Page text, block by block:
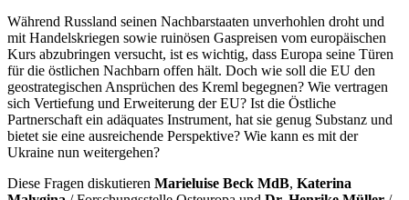
Während Russland seinen Nachbarstaaten unverhohlen droht und
mit Handelskriegen sowie ruinösen Gaspreisen vom europäischen
Kurs abzubringen versucht, ist es wichtig, dass Europa seine Türen
für die östlichen Nachbarn offen hält. Doch wie soll die EU den
geostrategischen Ansprüchen des Kreml begegnen? Wie vertragen
sich Vertiefung und Erweiterung der EU? Ist die Östliche
Partnerschaft ein adäquates Instrument, hat sie genug Substanz und
bietet sie eine ausreichende Perspektive? Wie kann es mit der
Ukraine nun weitergehen?
Diese Fragen diskutieren Marieluise Beck MdB, Katerina